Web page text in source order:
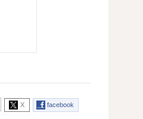
X facebook